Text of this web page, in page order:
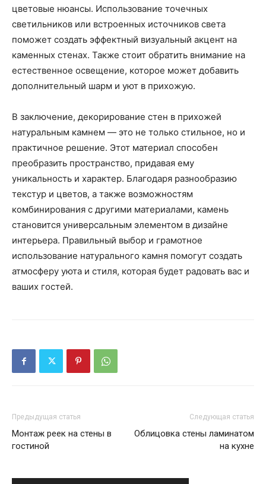
цветовые нюансы. Использование точечных
светильников или встроенных источников света
поможет создать эффектный визуальный акцент на
каменных стенах. Также стоит обратить внимание на
естественное освещение, которое может добавить
дополнительный шарм и уют в прихожую.
В заключение, декорирование стен в прихожей
натуральным камнем — это не только стильное, но и
практичное решение. Этот материал способен
преобразить пространство, придавая ему
уникальность и характер. Благодаря разнообразию
текстур и цветов, а также возможностям
комбинирования с другими материалами, камень
становится универсальным элементом в дизайне
интерьера. Правильный выбор и грамотное
использование натурального камня помогут создать
атмосферу уюта и стиля, которая будет радовать вас и
ваших гостей.
Предыдущая статья
Монтаж реек на стены в
гостиной
Следующая статья
Облицовка стены ламинатом
на кухне